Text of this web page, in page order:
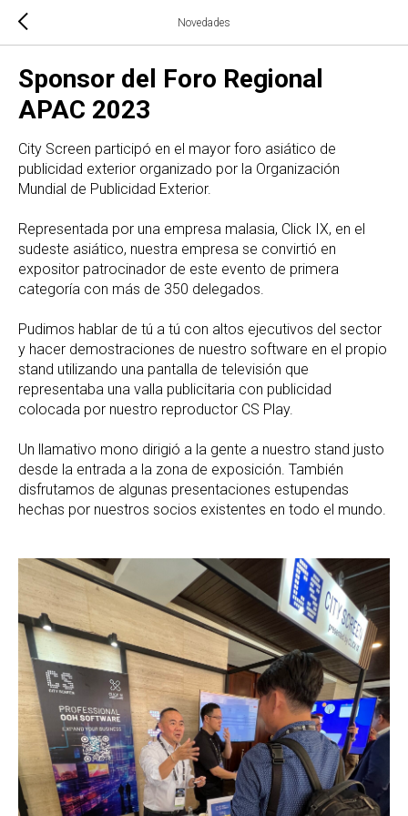
Novedades
Sponsor del Foro Regional
APAC 2023
City Screen participó en el mayor foro asiático de
publicidad exterior organizado por la Organización
Mundial de Publicidad Exterior.
Representada por una empresa malasia, Click IX, en el
sudeste asiático, nuestra empresa se convirtió en
expositor patrocinador de este evento de primera
categoría con más de 350 delegados.
Pudimos hablar de tú a tú con altos ejecutivos del sector
y hacer demostraciones de nuestro software en el propio
stand utilizando una pantalla de televisión que
representaba una valla publicitaria con publicidad
colocada por nuestro reproductor CS Play.
Un llamativo mono dirigió a la gente a nuestro stand justo
desde la entrada a la zona de exposición. También
disfrutamos de algunas presentaciones estupendas
hechas por nuestros socios existentes en todo el mundo.